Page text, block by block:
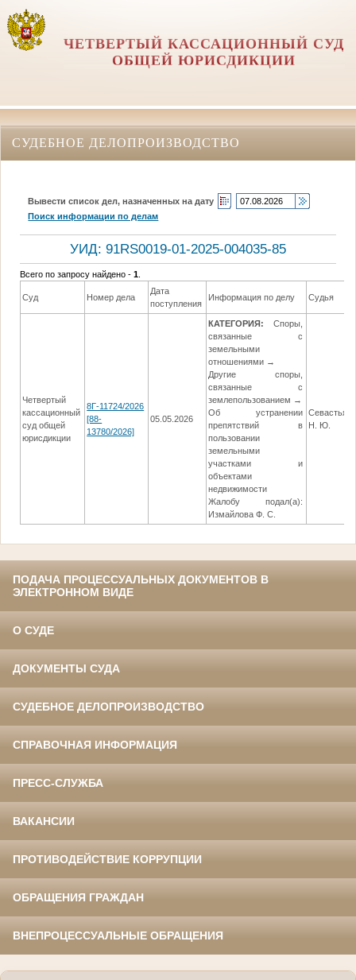
ЧЕТВЕРТЫЙ КАССАЦИОННЫЙ СУД
ОБЩЕЙ ЮРИСДИКЦИИ
СУДЕБНОЕ ДЕЛОПРОИЗВОДСТВО
Вывести список дел, назначенных на дату
Поиск информации по делам
УИД: 91RS0019-01-2025-004035-85
Всего по запросу найдено -1
Суд Номер дела
Дата
поступления
Информация по делу Судья
Четвертый
кассационный
суд общей
юрисдикции
8Г-11724/2026
[88-
13780/2026]
05.05.2026
КАТЕГОРИЯ:
Споры,
связанные с
земельными
отношениями →
Другие споры,
связанные с
землепользованием →
Об устранении
препятствий в
пользовании
земельными
участками и
объектами
недвижимости
Жалобу подал(а):
Измайлова Ф. С.
Н. Ю.
ПОДАЧА ПРОЦЕССУАЛЬНЫХ ДОКУМЕНТОВ В
ЭЛЕКТРОННОМ ВИДЕ
О СУДЕ
ДОКУМЕНТЫ СУДА
СУДЕБНОЕ ДЕЛОПРОИЗВОДСТВО
СПРАВОЧНАЯ ИНФОРМАЦИЯ
ПРЕСС-СЛУЖБА
ВАКАНСИИ
ПРОТИВОДЕЙСТВИЕ КОРРУПЦИИ
ОБРАЩЕНИЯ ГРАЖДАН
ВНЕПРОЦЕССУАЛЬНЫЕ ОБРАЩЕНИЯ